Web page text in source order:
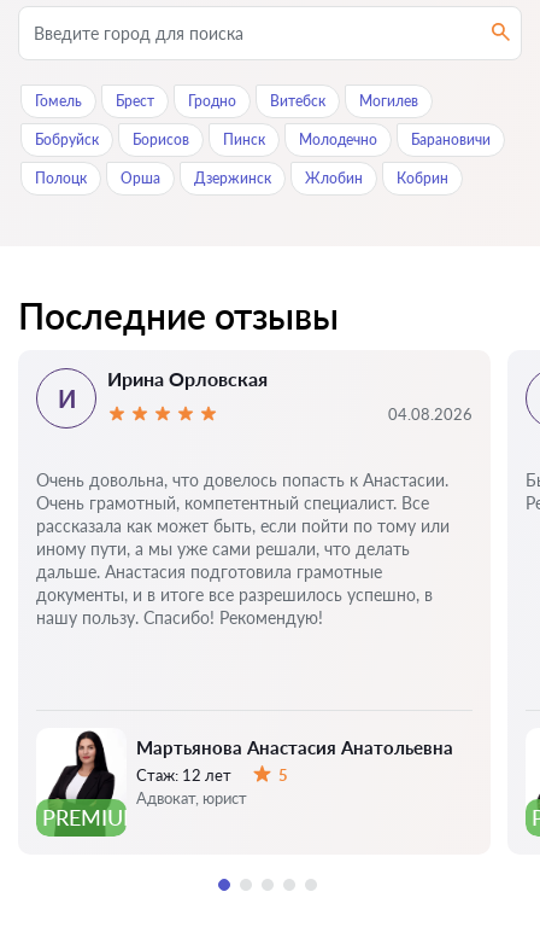
Гомель Брест Гродно Витебск Могилев
Бобруйск Борисов Пинск Молодечно Барановичи
Полоцк Орша Дзержинск Жлобин Кобрин
Последние отзывы
PREMIUM
Мартьянова Анастасия Анатольевна
Стаж: 12 лет
5
Адвокат, юрист
И
Ирина Орловская
04.08.2026
Очень довольна, что довелось попасть к Анастасии.
Очень грамотный, компетентный специалист. Все
рассказала как может быть, если пойти по тому или
иному пути, а мы уже сами решали, что делать
дальше. Анастасия подготовила грамотные
документы, и в итоге все разрешилось успешно, в
нашу пользу. Спасибо! Рекомендую!